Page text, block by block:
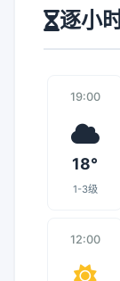
逐小
19:00
18°
1-3级
12:00